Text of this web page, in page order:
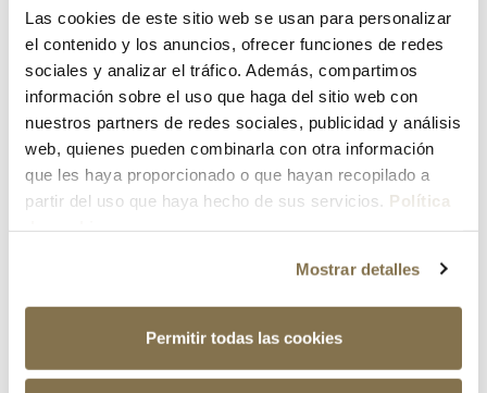
Las cookies de este sitio web se usan para personalizar
el contenido y los anuncios, ofrecer funciones de redes
sociales y analizar el tráfico. Además, compartimos
información sobre el uso que haga del sitio web con
nuestros partners de redes sociales, publicidad y análisis
web, quienes pueden combinarla con otra información
que les haya proporcionado o que hayan recopilado a
partir del uso que haya hecho de sus servicios. Política
Mostrar detalles
Permitir todas las cookies
¿Has olvidado tu contraseña?